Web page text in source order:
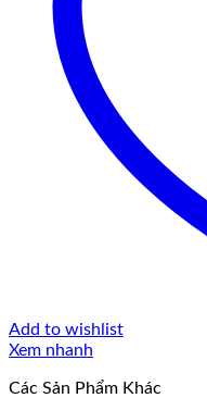
Add to wishlist
Xem nhanh
Các Sản Phẩm Khác